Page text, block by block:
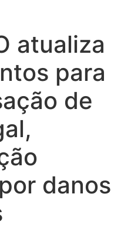
atualiza
para
de
danos